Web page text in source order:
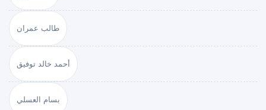
طالب عمران
أحمد خالد توفيق
بسام العسلي